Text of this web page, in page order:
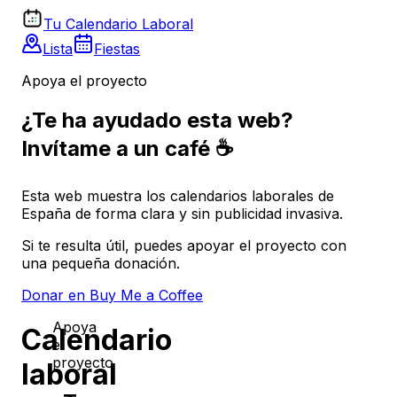
Tu Calendario Laboral
Lista
Fiestas
Apoya el proyecto
¿Te ha ayudado esta web?
Invítame a un café ☕
Esta web muestra los calendarios laborales de
España de forma clara y sin publicidad invasiva.
Si te resulta útil, puedes apoyar el proyecto con
una pequeña donación.
Donar en Buy Me a Coffee
Calendario
laboral
Apoya
el
proyecto